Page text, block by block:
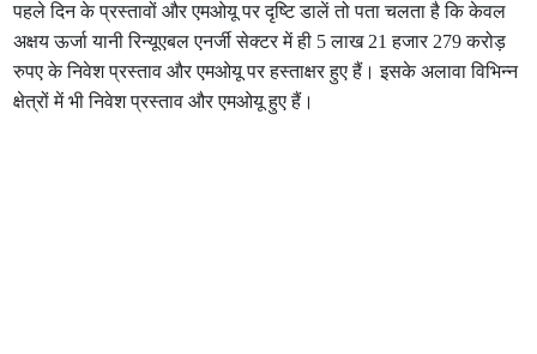
पहले दिन के प्रस्‍तावों और एमओयू पर दृष्टि डालें तो पता चलता है कि केवल
अक्षय ऊर्जा यानी रिन्यूएबल एनर्जी सेक्टर में ही 5 लाख 21 हजार 279 करोड़
रुपए के निवेश प्रस्ताव और एमओयू पर हस्‍ताक्षर हुए हैं। इसके अलावा विभिन्‍न
क्षेत्रों में भी निवेश प्रस्‍ताव और एमओयू हुए हैं।